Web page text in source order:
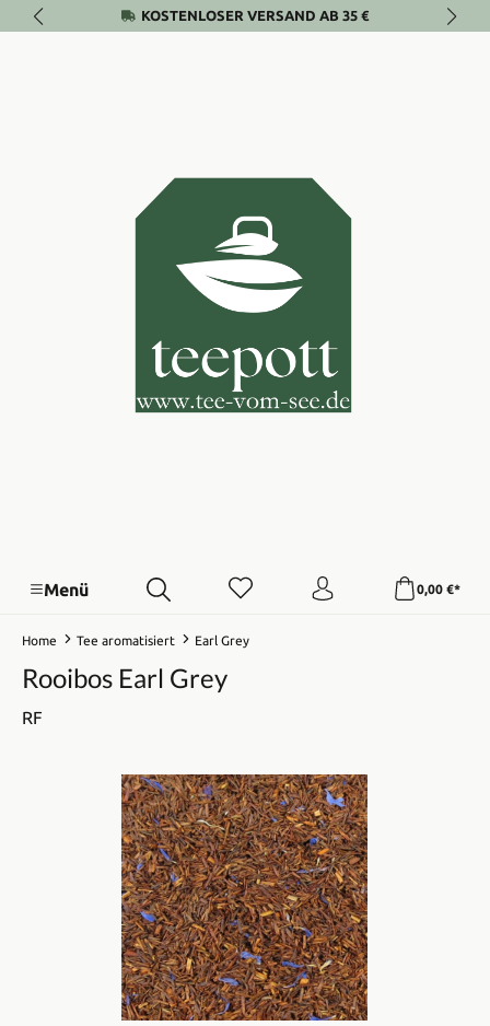
Zum Hauptinhalt springenKOSTENLOSER VERSAND AB 35 €
Menü 0,00 €*
Home Tee aromatisiert Earl Grey
Rooibos Earl Grey
RF
Bildergalerie überspringen